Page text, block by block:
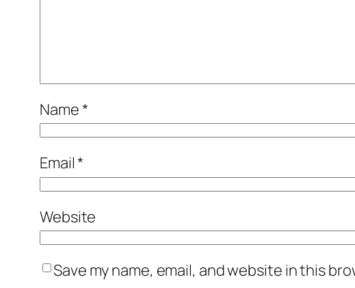
Name*
Email*
Website
Save my name, email, and website in this